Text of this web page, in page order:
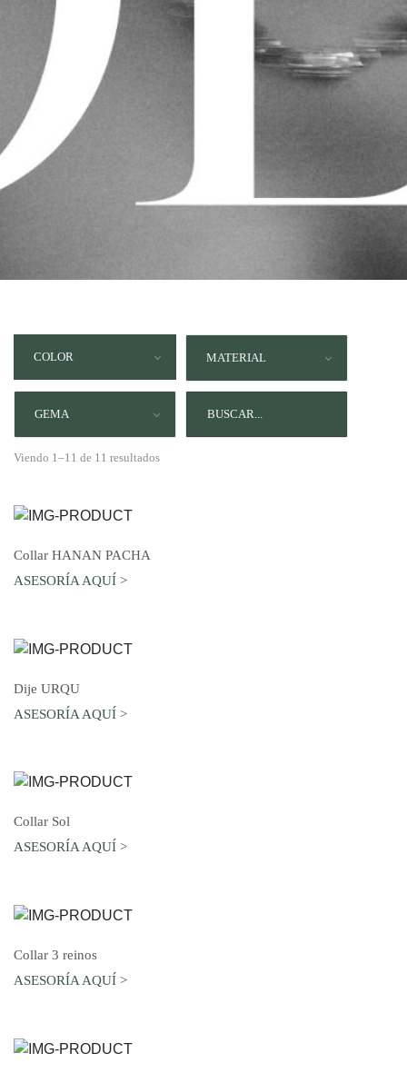
COLOR MATERIAL
GEMA
Viendo 1–11 de 11 resultados
Collar HANAN PACHA
ASESORÍA AQUÍ >
Dije URQU
ASESORÍA AQUÍ >
Collar Sol
ASESORÍA AQUÍ >
Collar 3 reinos
ASESORÍA AQUÍ >